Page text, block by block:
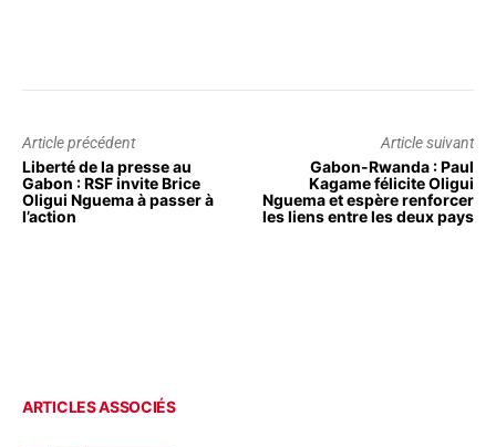
Article précédent
Liberté de la presse au
Gabon : RSF invite Brice
Oligui Nguema à passer à
l’action
Article suivant
Gabon-Rwanda : Paul
Kagame félicite Oligui
Nguema et espère renforcer
les liens entre les deux pays
ARTICLES ASSOCIÉS